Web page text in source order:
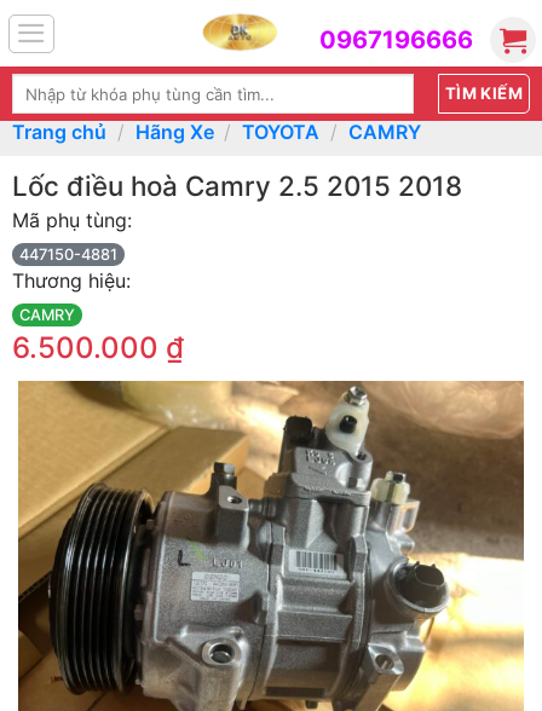
Skip
to
content
0967196666
Trang chủ / Hãng Xe / TOYOTA / CAMRY
Lốc điều hoà Camry 2.5 2015 2018
Mã phụ tùng:
447150-4881
Thương hiệu:
CAMRY
6.500.000 ₫